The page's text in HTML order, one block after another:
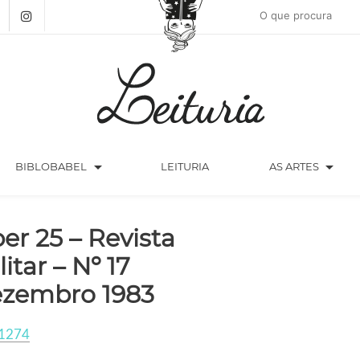
BIBLOBABEL arrow_drop_down LEITURIA AS ARTES arrow_drop_down
25 – Revista
– Nº 17
1983